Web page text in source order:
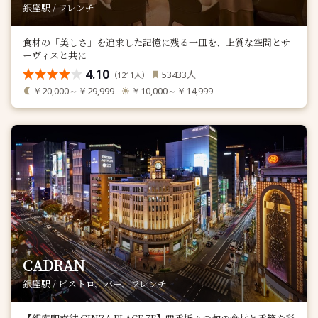
銀座駅 / フレンチ
食材の「美しさ」を追求した記憶に残る一皿を、上質な空間とサ
ーヴィスと共に
4.10 （1211 人） 53433人
￥20,000～￥29,999 ￥10,000～￥14,999
CADRAN
銀座駅 / ビストロ、バー、フレンチ